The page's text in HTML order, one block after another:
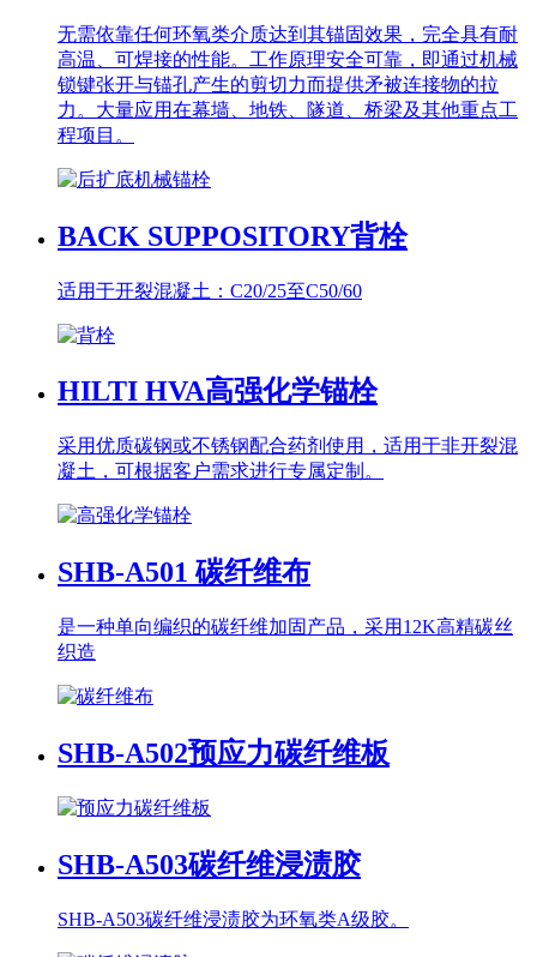
无需依靠任何环氧类介质达到其锚固效果，完全具有耐
高温、可焊接的性能。工作原理安全可靠，即通过机械
锁键张开与锚孔产生的剪切力而提供矛被连接物的拉
力。大量应用在幕墙、地铁、隧道、桥梁及其他重点工
程项目。
BACK SUPPOSITORY背栓
适用于开裂混凝土：C20/25至C50/60
HILTI HVA高强化学锚栓
采用优质碳钢或不锈钢配合药剂使用，适用于非开裂混
凝土，可根据客户需求进行专属定制。
SHB-A501碳纤维布
是一种单向编织的碳纤维加固产品，采用12K高精碳丝
织造
SHB-A502预应力碳纤维板
SHB-A503碳纤维浸渍胶
SHB-A503碳纤维浸渍胶为环氧类A级胶。